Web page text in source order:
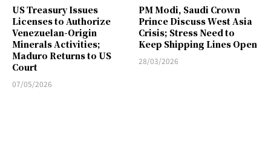
US Treasury Issues
Licenses to Authorize
Venezuelan-Origin
Minerals Activities;
Maduro Returns to US
Court
07/05/2026
PM Modi, Saudi Crown
Prince Discuss West Asia
Crisis; Stress Need to
Keep Shipping Lines Open
28/03/2026